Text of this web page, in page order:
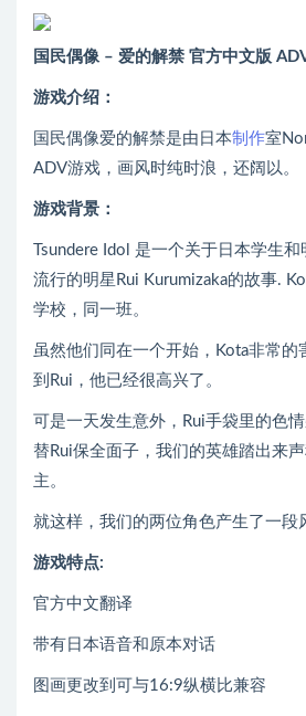
国民偶像 – 爱的解禁 官方中文版
游戏介绍：
国民偶像爱的解禁是由日本制作室
ADV游戏，画风时纯时浪，还阔以。
游戏背景：
Tsundere Idol 是一个关于日本学生
流行的明星Rui Kurumizaka的故事.
学校，同一班。
虽然他们同在一个开始，Kota非常的
到Rui，他已经很高兴了。
可是一天发生意外，Rui手袋里的色
替Rui保全面子，我们的英雄踏出来
主。
就这样，我们的两位角色产生了一段
游戏特点:
官方中文翻译
带有日本语音和原本对话
图画更改到可与16:9纵横比兼容